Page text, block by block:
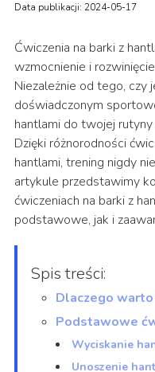
Data publikacji: 2024-05-17
Ćwiczenia na barki z
wzmocnienie i
Niezależnie od tego, czy
doświadczonym
hantlami do twojej
Dzięki różnorodności
hantlami, trening nigdy
artykule przedstawimy
ćwiczeniach na barki z
podstawowe, jak i
Spis treści:
Dlaczego
Podstawowe
Wyciskanie
Unoszenie